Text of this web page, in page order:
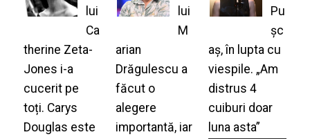
lui
Ca
therine Zeta-
Jones i-a
cucerit pe
toți. Carys
Douglas este
lui
M
arian
Drăgulescu a
făcut o
alegere
importantă, iar
Pu
șc
aș, în lupta cu
viespile. „Am
distrus 4
cuiburi doar
luna asta”